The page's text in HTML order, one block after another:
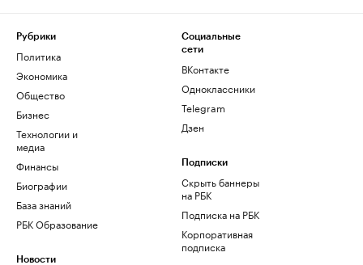
Рубрики
Политика
Экономика
Общество
Бизнес
Технологии и
медиа
Финансы
Биографии
База знаний
РБК Образование
Новости
Социальные
сети
ВКонтакте
Одноклассники
Telegram
Дзен
Подписки
Скрыть баннеры
на РБК
Подписка на РБК
Корпоративная
подписка